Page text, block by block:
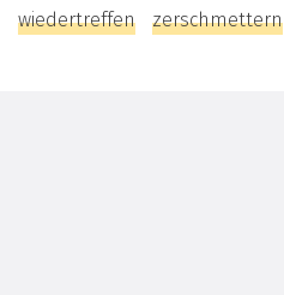
wiedertreffen
zerschmettern